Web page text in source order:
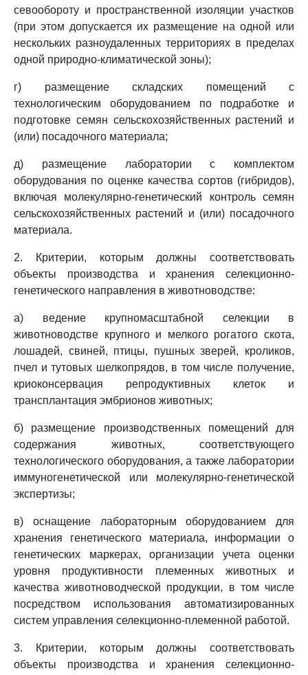
севообороту и пространственной изоляции участков
(при этом допускается их размещение на одной или
нескольких разноудаленных территориях в пределах
одной природно-климатической зоны);
г) размещение складских помещений с
технологическим оборудованием по подработке и
подготовке семян сельскохозяйственных растений и
(или) посадочного материала;
д) размещение лаборатории с комплектом
оборудования по оценке качества сортов (гибридов),
включая молекулярно-генетический контроль семян
сельскохозяйственных растений и (или) посадочного
материала.
2. Критерии, которым должны соответствовать
объекты производства и хранения селекционно-
генетического направления в животноводстве:
а) ведение крупномасштабной селекции в
животноводстве крупного и мелкого рогатого скота,
лошадей, свиней, птицы, пушных зверей, кроликов,
пчел и тутовых шелкопрядов, в том числе получение,
криоконсервация репродуктивных клеток и
трансплантация эмбрионов животных;
б) размещение производственных помещений для
содержания животных, соответствующего
технологического оборудования, а также лаборатории
иммуногенетической или молекулярно-генетической
экспертизы;
в) оснащение лабораторным оборудованием для
хранения генетического материала, информации о
генетических маркерах, организации учета оценки
уровня продуктивности племенных животных и
качества животноводческой продукции, в том числе
посредством использования автоматизированных
систем управления селекционно-племенной работой.
3. Критерии, которым должны соответствовать
объекты производства и хранения селекционно-